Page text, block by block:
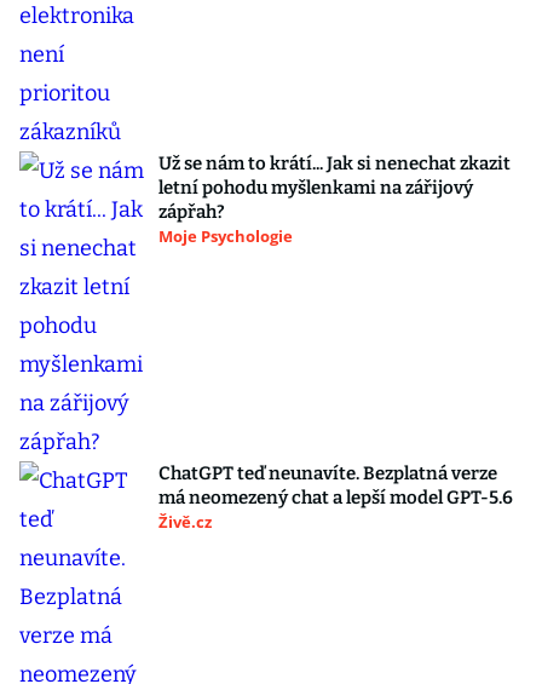
Už se nám to krátí... Jak si nenechat zkazit
letní pohodu myšlenkami na zářijový
zápřah?
Moje Psychologie
ChatGPT teď neunavíte. Bezplatná verze
má neomezený chat a lepší model GPT-5.6
Živě.cz